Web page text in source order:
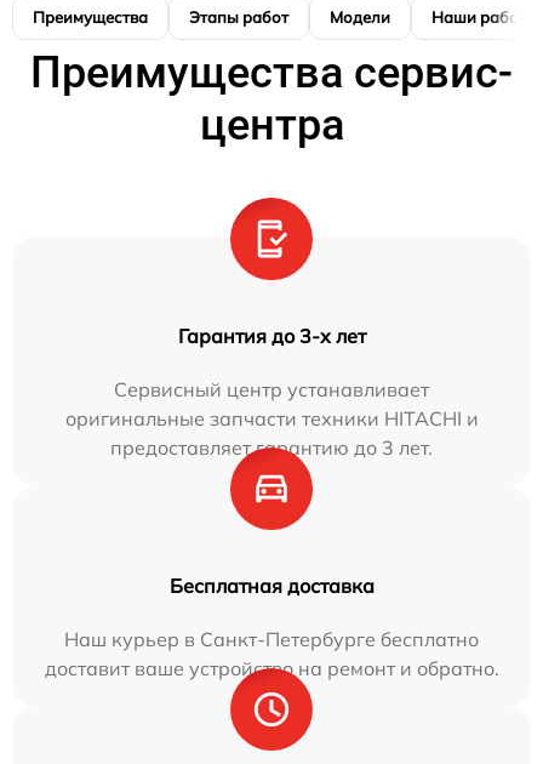
Преимущества Этапы работ Модели Наши работы
Преимущества сервис-
центра
Гарантия до 3-х лет
Сервисный центр устанавливает
оригинальные запчасти техники HITACHI и
предоставляет гарантию до 3 лет.
Бесплатная доставка
Наш курьер в Санкт-Петербурге бесплатно
доставит ваше устройство на ремонт и обратно.